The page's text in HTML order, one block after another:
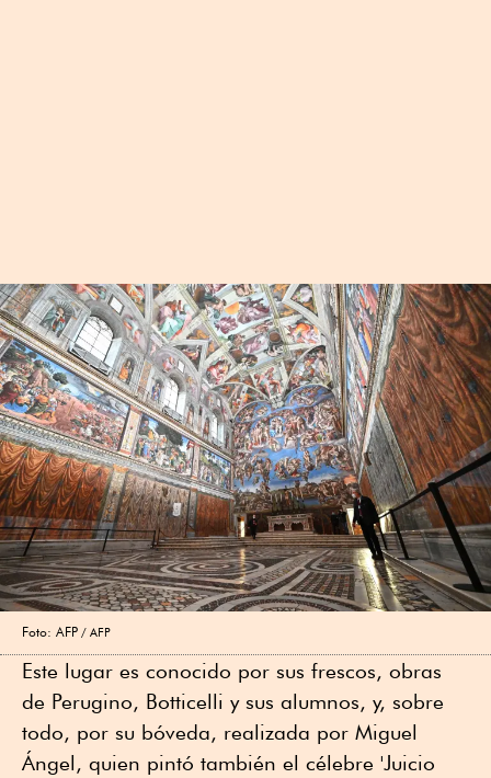
Foto: AFP AFP
Este lugar es conocido por sus frescos, obras
de Perugino, Botticelli y sus alumnos, y, sobre
todo, por su bóveda, realizada por Miguel
Ángel, quien pintó también el célebre 'Juicio